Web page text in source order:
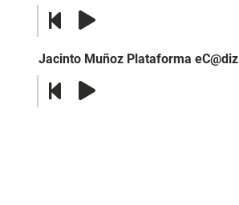
Jacinto Muñoz Plataforma eC@diz